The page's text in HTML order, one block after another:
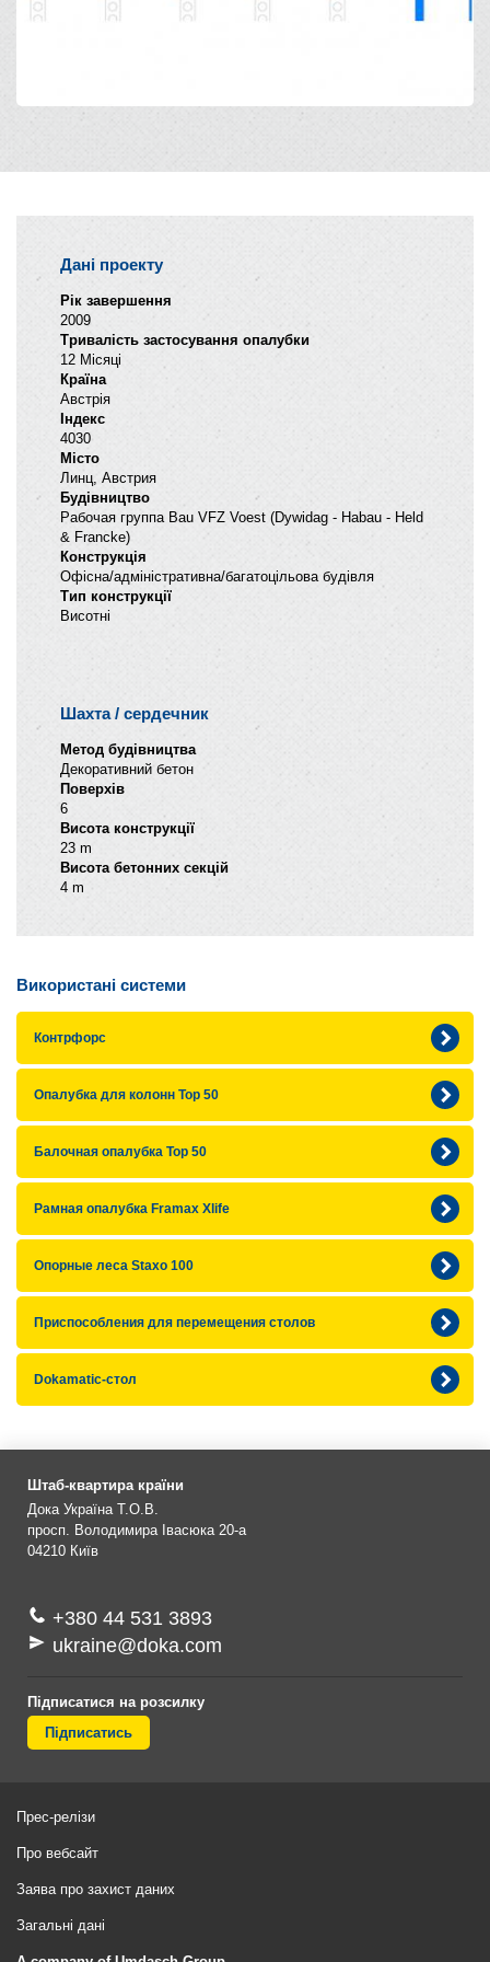
Дані проекту
Рік завершення
2009
Тривалість застосування опалубки
12 Місяці
Країна
Австрія
Індекс
4030
Місто
Линц, Австрия
Будівництво
Рабочая группа Bau VFZ Voest (Dywidag - Habau - Held
& Francke)
Конструкція
Офісна/адміністративна/багатоцільова будівля
Тип конструкції
Висотні
Шахта / сердечник
Метод будівництва
Декоративний бетон
Поверхів
6
Висота конструкції
23 m
Висота бетонних секцій
4 m
Використані системи
Контрфорс
Опалубка для колонн Тоp 50
Балочная опалубка Top 50
Рамная опалубка Framax Xlife
Опорные леса Staxo 100
Приспособления для перемещения столов
Dokamatic-стол
Штаб-квартира країни
Дока Україна Т.О.В.
просп. Володимира Івасюка 20-а
04210 Київ
+380 44 531 3893
ukraine@doka.com
Підписатися на розсилку
Підписатись
Прес-релізи
Про вебсайт
Заява про захист даних
Загальні дані